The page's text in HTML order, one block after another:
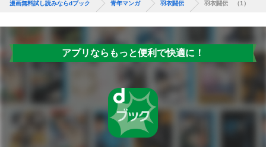
漫画無料試し読みならdブック 青年マンガ 羽衣闘伝 羽衣闘伝 （1）
アプリならもっと便利で快適に！